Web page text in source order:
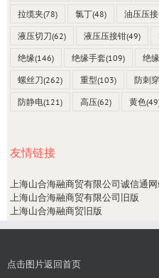
拉缆夹(78) 氯丁(48) 油压压
液压切刀(62) 液压压接钳(49)
绝缘(146) 绝缘手套(109) 绝
螺丝刀(262) 重型(103) 防刺
防静电(121) 高压(62) 黄色
友情链接
上海山合海融商贸有限公司诚信通
上海山合海融商贸有限公司旧版
上海山合海融商贸旧版
点击图片返回首页